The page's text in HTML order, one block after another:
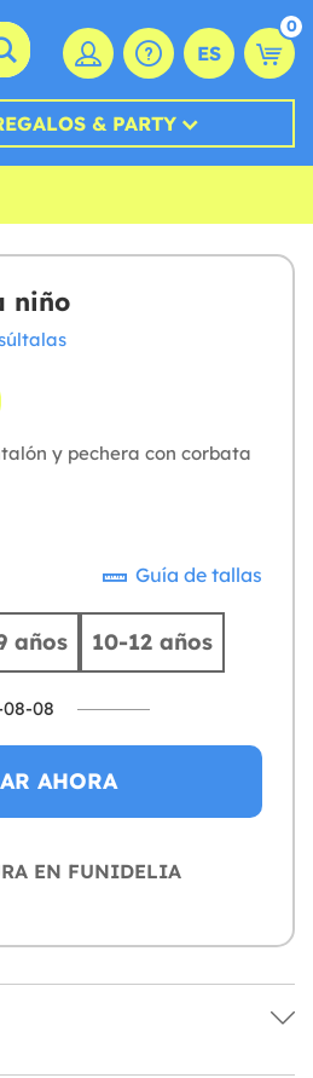
ES
0
& PARTY
niño
y pechera con corbata
Guía de tallas
años 10-12 años
08-08
AHORA
EN FUNIDELIA